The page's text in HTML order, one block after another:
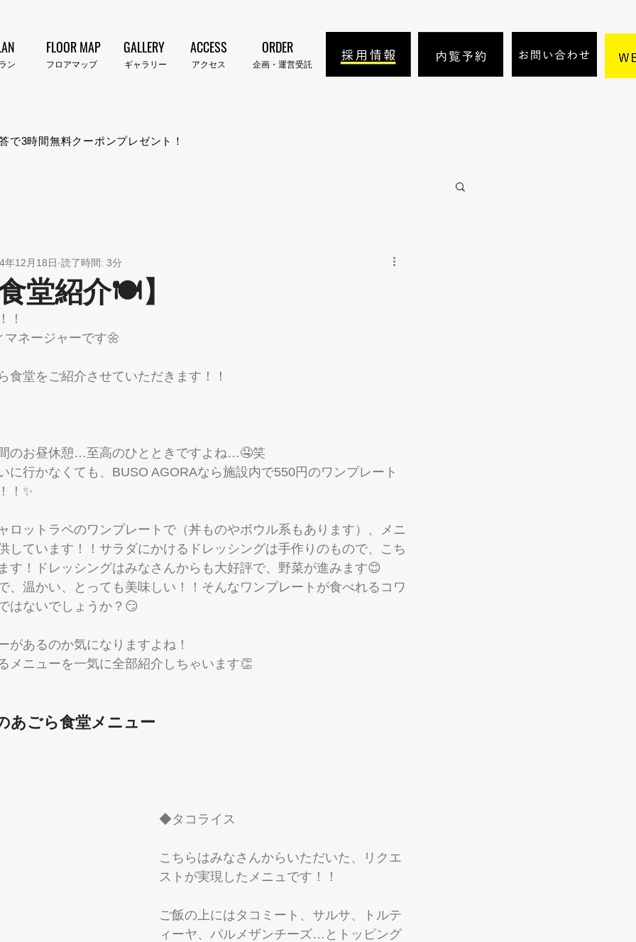
FLOOR MAP
​フロアマップ
ン​
GALLERY
​ギャラリー
ACCESS
​アクセス
ORDER
企画・運営受託
で3時間無料クーポンプレゼント！
堂紹介🍽️】
年12月18日 読了時間: 3分
！
ネージャーです🌼
食堂をご紹介させていただきます！！
のお昼休憩…至高のひとときですよね…🤤笑
に行かなくても、BUSO AGORAなら施設内で550円のワンプレート
！✨
ロットラペのワンプレートで（丼ものやボウル系もあります）、メニ
しています！！サラダにかけるドレッシングは手作りのもので、こち
す！ドレッシングはみなさんからも大好評で、野菜が進みます😊
、温かい、とっても美味しい！！そんなワンプレートが食べれるコワ
はないでしょうか？😏
があるのか気になりますよね！
メニューを一気に全部紹介しちゃいます👏
あごら食堂メニュー
◆タコライス
こちらはみなさんからいただいた、リクエ
ストが実現したメニュです！！
ご飯の上にはタコミート、サルサ、トルテ
ィーヤ、パルメザンチーズ…とトッピング